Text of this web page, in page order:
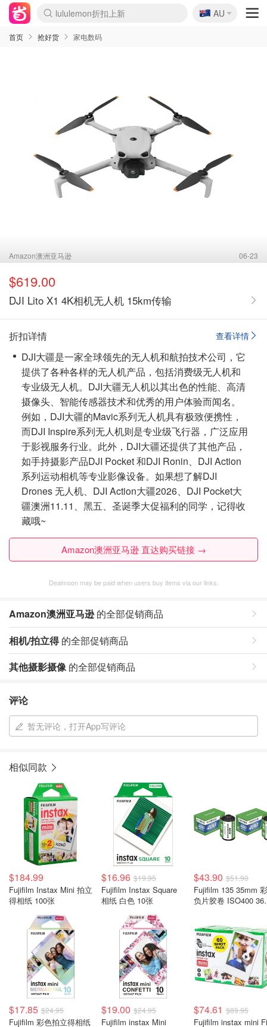
lululemon折扣上新
Sasa美妆护肤3.5折
SSENSE年中2.5折
FreshBeauty好价汇总
Cettire降价+叠9折
WWS Coles超市实拍
viagogo二手票捡漏
Myer超级周末
The Outnet奢牌1折起
David Jones 3折起
Flannels大牌1折
Perfumes Club护肤1折
AMIRO面罩$251
Amazon折扣汇总
eToro入金$200送$50
Amazon数码好物
ICONIC本周7.5折
ThedoubleF高奢地板价
Moose Knuckles 6折
丝芙兰5折起
EUFY摄像头$98
Selenichast首饰2折
Trip机票酒店促销
YSL送5件彩妆礼
Amazon家居好物
Amazon美妆护肤
雅漾大喷$8
过敏原检测盒$33
伊索独家赠50ml沐浴露
科颜氏高保湿面霜$29
SEALIFE海洋馆门票6折
丝塔芙大白罐$16
订阅Newsletter送香薰
Cult Beauty 6.8折
Harrods圣诞日历$525
LN-CC奢牌私促3折
d'Alba空姐喷雾$16
EVE LOM套装£56
Bernardelli独家4折
Adore Beauty 6折起
CT圣诞日历
Mytheresa奢品2.7折
Luxury Escapes 9折
Currentbody美容仪$881
MOON Garden Live
Roborock扫地机$649
Tingo Life水杯$24
Valentino官网5折
CR洗护套装$23
修丽可4件套$159
Myer彩妆2件7折
GANNI官网4.5折
Stylevana韩妆4折
Tessabit高奢8.5折
OGX洗发水$11
Amazon阿德莱德次日达
卡诗8.5折+赠礼
Philips Hue灯具8折
🇦🇺
AU
首页 抢好货 家电数码
Amazon澳洲亚马逊 06-23
$619.00
DJI Lito X1 4K相机无人机 15km传输
查看详情
折扣详情
DJI大疆是一家全球领先的无人机和航拍技术公司，它
提供了各种各样的无人机产品，包括消费级无人机和
专业级无人机。DJI大疆无人机以其出色的性能、高清
摄像头、智能传感器技术和优秀的用户体验而闻名。
例如，DJI大疆的Mavic系列无人机具有极致便携性，
而DJI Inspire系列无人机则是专业级飞行器，广泛应用
于影视服务行业。此外，DJI大疆还提供了其他产品，
如手持摄影产品DJI Pocket 和DJI Ronin、DJI Action
系列运动相机等专业影像设备。如果想了解DJI
Drones 无人机、DJI Action大疆2026、DJI Pocket大
疆澳洲11.11、黑五、圣诞季大促福利的同学， 记得收
藏哦~
Amazon澳洲亚马逊 直达购买链接 →
Dealmoon may be paid when users buy items via our links.
Amazon澳洲亚马逊的全部促销商品
相机/拍立得的全部促销商品
其他摄影摄像的全部促销商品
评论
暂无评论，打开App写评论
相似同款
$184.99
Fujifilm Instax Mini 拍立
得相纸 100张
$16.96 $19.95
Fujifilm Instax Square
相纸 白色 10张
$43.90 $51.90
Fujifilm 135 35mm
负片胶卷 ISO400 36
$17.85 $24.95
Fujifilm 彩色拍立得相纸
$19.00 $24.95
Fujifilm instax Mini
$74.61 $89.95
Fujifilm instax mini